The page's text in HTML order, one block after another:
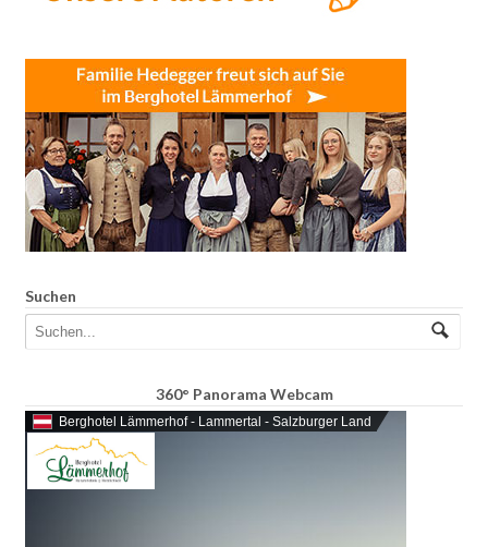
Suchen
360° Panorama Webcam
Berghotel Lämmerhof - Lammertal - Salzburger Land